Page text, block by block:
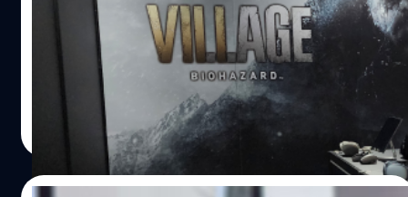
ที่บูธ Capcom ใน Tokyo Game Show 2023 ได้มีการนำเอา
พื้นที่ส่วนหนึ่งมาเพื่อเปิดให้ได้ลองเล่น Resident Evil Village
บน iPad Pro จริง ! ก่อนจะวางจำหน่าย ดังนั้นเราขอลองเล่น
ก่อนใครเพื่อพิสูจน์ความสามารถในการเล่นเกมระดับคอนโซล
บน iPad นี้
กิตติธัช วนิชผล | 1051 days ago